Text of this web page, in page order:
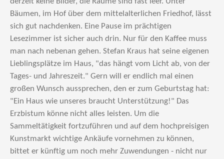
Bäumen, im Hof über dem mittelalterlichen Friedhof, lässt
sich gut nachdenken. Eine Pause im prächtigen
Lesezimmer ist sicher auch drin. Nur für den Kaffee muss
man nach nebenan gehen. Stefan Kraus hat seine eigenen
Lieblingsplätze im Haus, "das hängt vom Licht ab, von der
Tages- und Jahreszeit." Gern will er endlich mal einen
großen Wunsch aussprechen, den er zum Geburtstag hat:
"Ein Haus wie unseres braucht Unterstützung!" Das
Erzbistum könne nicht alles leisten. Um die
Sammeltätigkeit fortzuführen und auf dem hochpreisigen
Kunstmarkt wichtige Ankäufe vornehmen zu können,
bittet er künftig um noch mehr Zuwendungen - nicht nur